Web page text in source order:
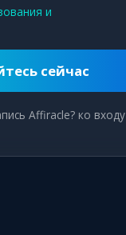
и
сейчас
Affiracle? ко входу